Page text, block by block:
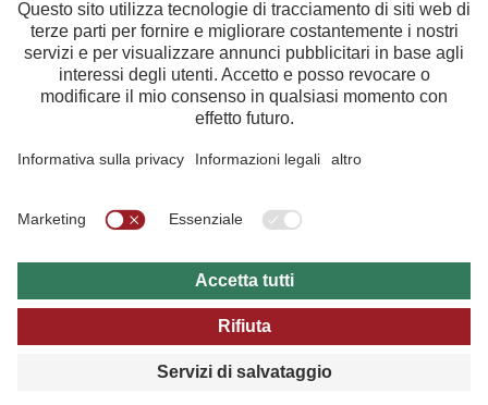
Maria-Theresien-Straße 55 · 6020 Innsbruck
RSS Notizie
Note redazionali
Protezione dei dati
Condizioni Generali d'Utilizzo
Impostazioni sulla privacy
FacebookYoutubeInstagramPinterestFeed